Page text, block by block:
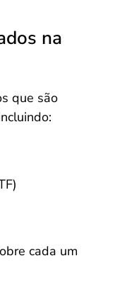
na
que são
cada um